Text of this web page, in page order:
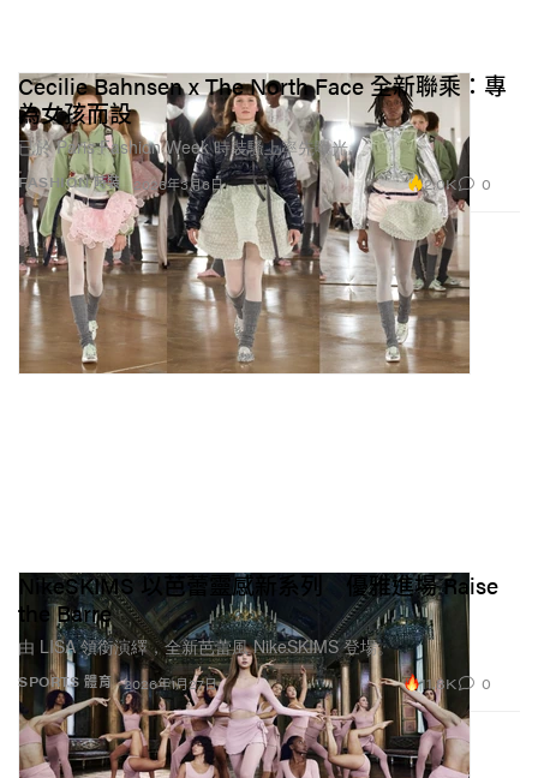
FASHION 時裝
Cecilie Bahnsen x The North Face 全新聯乘：專
為女孩而設
已於 Paris Fashion Week 時裝騷上率先曝光。
2026年3月6日 2.0K 0
SPORTS 體育
NikeSKIMS 以芭蕾靈感新系列 優雅進場 Raise
the Barre
由 LISA 領銜演繹，全新芭蕾風 NikeSKIMS 登場。
2026年1月27日 11.8K 0